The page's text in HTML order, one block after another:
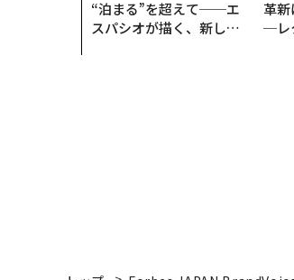
“泊まる”を超えて──エ
スパシオが描く、新しい
革
─レ